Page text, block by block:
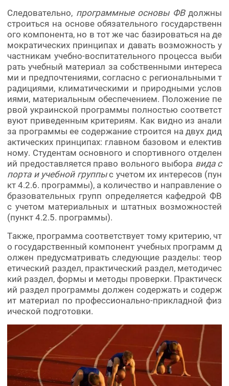
Следовательно, программные основы ФВдолжны
строиться на основе обязательного государственн
ого компонента, но в тот же час базироваться на де
мократических принципах и давать возможность у
частникам учебно-воспитательного процесса выби
рать учебный материал за собственными интереса
ми и предпочтениями, согласно с региональными т
радициями, климатическими и природными услов
иями, материальным обеспечением. Положение пе
рвой украинской программы полностью соответст
вуют приведенным критериям. Как видно из анали
за программы ее содержание строится на двух дид
актических принципах: главном базовом и електив
ному. Студентам основного и спортивного отделен
ий предоставляется право вольного выбора вида с
порта и учебной группыс учетом их интересов (пун
кт 4.2.6. программы), а количество и направление о
бразовательных групп определяется кафедрой ФВ
с учетом материальных и штатных возможностей
(пункт 4.2.5. программы).
Также, программа соответствует тому критерию, чт
о государственный компонент учебных программ д
олжен предусматривать следующие разделы: теор
етический раздел, практический раздел, методичес
кий раздел, формы и методы проверки. Практическ
ий раздел программы должен содержать и содерж
ит материал по профессионально-прикладной физ
ической подготовки.